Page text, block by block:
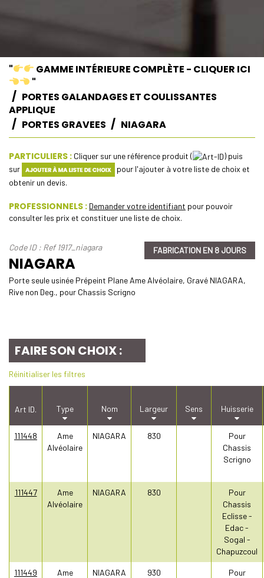
"
GAMME INTÉRIEURE COMPLÈTE - CLIQUER ICI
"
PORTES GALANDAGES ET COULISSANTES
APPLIQUE
PORTES GRAVEES
NIAGARA
PARTICULIERS : Cliquer sur une référence produit (
) puis
sur
pour l'ajouter à votre liste de choix et
obtenir un devis.
PROFESSIONNELS : Demander votre identifiant pour pouvoir
consulter les prix et constituer une liste de choix.
Code ID : Ref 1917_niagara
NIAGARA
FABRICATION EN 8 JOURS
Porte seule usinée Prépeint Plane Ame Alvéolaire, Gravé NIAGARA,
Rive non Deg., pour Chassis Scrigno
FAIRE SON CHOIX :
Réinitialiser les filtres
Art ID. Type Nom Largeur Sens Huisserie
111448
Ame
Alvéolaire
NIAGARA 830
Pour
Chassis
Scrigno
111447
Ame
Alvéolaire
NIAGARA 830
Pour
Chassis
Eclisse -
Edac -
Sogal -
Chapuzcoul
111449
Ame
NIAGARA 930
Pour